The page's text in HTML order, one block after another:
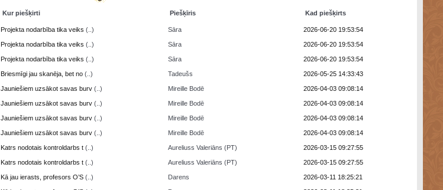
Kur piešķirti Piešķīris Kad piešķirts
Projekta nodarbība tika veiks (..) Sāra 2026-06-20 19:53:54
Projekta nodarbība tika veiks (..) Sāra 2026-06-20 19:53:54
Projekta nodarbība tika veiks (..) Sāra 2026-06-20 19:53:54
Briesmīgi jau skanēja, bet no (..) Tadeušs 2026-05-25 14:33:43
Jauniešiem uzsākot savas burv (..) Mireille Bodē 2026-04-03 09:08:14
Jauniešiem uzsākot savas burv (..) Mireille Bodē 2026-04-03 09:08:14
Jauniešiem uzsākot savas burv (..) Mireille Bodē 2026-04-03 09:08:14
Jauniešiem uzsākot savas burv (..) Mireille Bodē 2026-04-03 09:08:14
Katrs nodotais kontroldarbs t (..) Aureliuss Valeriāns (PT) 2026-03-15 09:27:55
Katrs nodotais kontroldarbs t (..) Aureliuss Valeriāns (PT) 2026-03-15 09:27:55
Kā jau ierasts, profesors O’S (..) Darens 2026-03-11 18:25:21